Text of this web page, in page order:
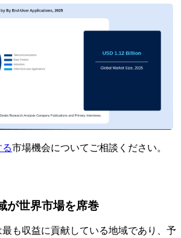
市場機会についてご相談ください。
が世界市場を席巻
も収益に貢献している地域であり、予